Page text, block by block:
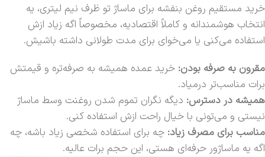
خرید مستقیم روغن بنفشه برای ماساژ تو ظرف نیم لیتری، یه
انتخاب هوشمندانه و کاملاً اقتصادیه، مخصوصاً اگه زیاد ازش
استفاده می‌کنی یا می‌خوای برای مدت طولانی داشته باشیش.
مقرون به صرفه بودن: خرید عمده همیشه به صرفه‌تره و قیمتش
برات مناسب‌تر درمیاد.
همیشه در دسترس: دیگه نگران تموم شدن روغنت وسط ماساژ
نیستی و می‌تونی با خیال راحت ازش استفاده کنی.
مناسب برای مصرف زیاد: چه برای استفاده شخصی زیاد باشه، چه
اگه یه ماساژور حرفه‌ای هستی، این حجم برات عالیه.